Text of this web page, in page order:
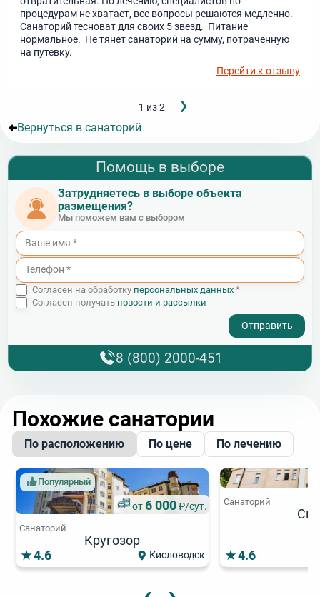
процедурам не хватает, все вопросы решаются медленно.
Санаторий тесноват для своих 5 звезд. Питание
нормальное. Не тянет санаторий на сумму, потраченную
на путевку.
Перейти к отзыву
1 из 2 страница
›
Вернуться в санаторий
Помощь в выборе
Затрудняетесь в выборе объекта
размещения?
Мы поможем вам с выбором
Согласен на обработку персональных данных *
Согласен получать новости и рассылки
8 (800) 2000-451
Похожие санатории
По расположению По цене По лечению
Популярный
от6 000₽/сут.
Санаторий
Кругозор
4.6
Кисловодск
Санаторий
4.6